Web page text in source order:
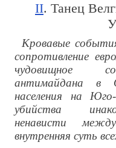
II. Танец
Кровавые
сопротивление
чудовищное
антимайдана в
населения на
убийства
ненависти
внутренняя суть